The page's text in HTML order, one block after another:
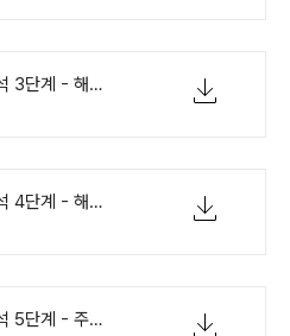
고1 2025년 9월 한줄해석 3단계 - 해석빈칸.pdf
고1 2025년 9월 한줄해석 4단계 - 해석확인 주제.pdf
고1 2025년 9월 한줄해석 5단계 - 주요문장어법해석쓰기.pdf